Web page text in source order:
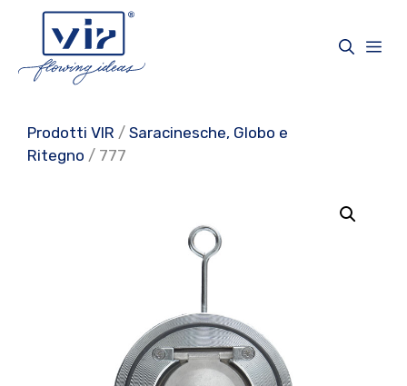
contenuto
Prodotti VIR / Saracinesche, Globo e
Ritegno / 777